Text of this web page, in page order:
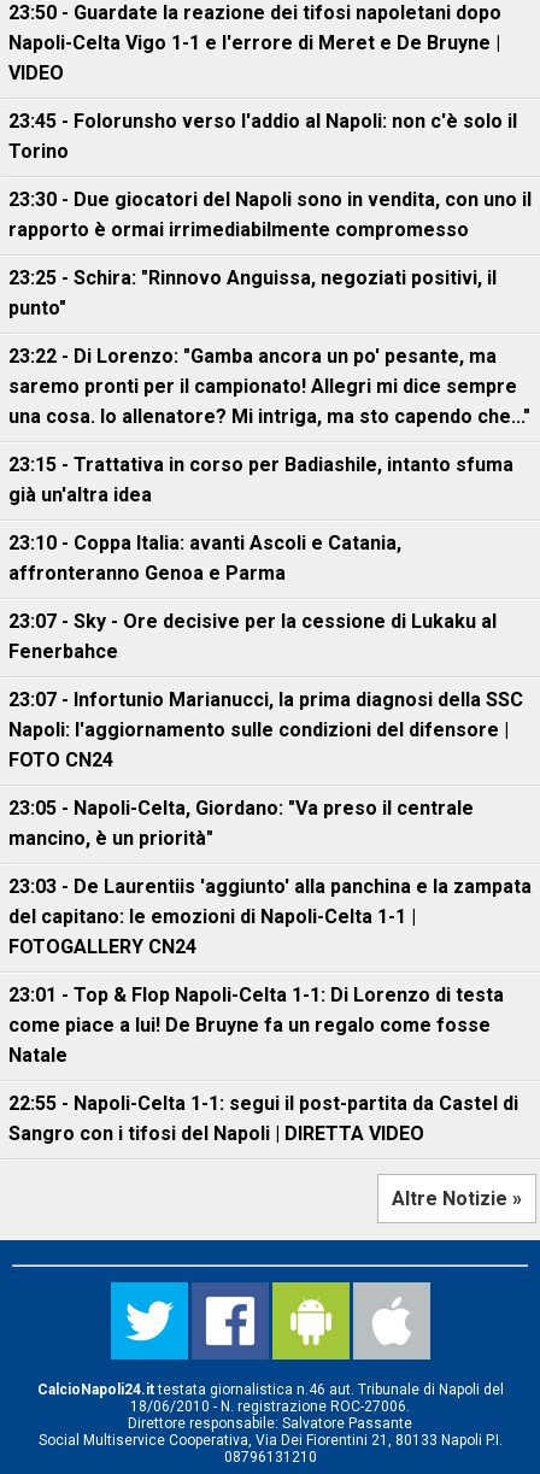
23:50 - Guardate la reazione dei tifosi napoletani dopo
Napoli-Celta Vigo 1-1 e l'errore di Meret e De Bruyne |
VIDEO
23:45 - Folorunsho verso l'addio al Napoli: non c'è solo il
Torino
23:30 - Due giocatori del Napoli sono in vendita, con uno il
rapporto è ormai irrimediabilmente compromesso
23:25 - Schira: "Rinnovo Anguissa, negoziati positivi, il
punto"
23:22 - Di Lorenzo: "Gamba ancora un po' pesante, ma
saremo pronti per il campionato! Allegri mi dice sempre
una cosa. Io allenatore? Mi intriga, ma sto capendo che..."
23:15 - Trattativa in corso per Badiashile, intanto sfuma
già un'altra idea
23:10 - Coppa Italia: avanti Ascoli e Catania,
affronteranno Genoa e Parma
23:07 - Sky - Ore decisive per la cessione di Lukaku al
Fenerbahce
23:07 - Infortunio Marianucci, la prima diagnosi della SSC
Napoli: l'aggiornamento sulle condizioni del difensore |
FOTO CN24
23:05 - Napoli-Celta, Giordano: "Va preso il centrale
mancino, è un priorità"
23:03 - De Laurentiis 'aggiunto' alla panchina e la zampata
del capitano: le emozioni di Napoli-Celta 1-1 |
FOTOGALLERY CN24
23:01 - Top & Flop Napoli-Celta 1-1: Di Lorenzo di testa
come piace a lui! De Bruyne fa un regalo come fosse
Natale
22:55 - Napoli-Celta 1-1: segui il post-partita da Castel di
Sangro con i tifosi del Napoli | DIRETTA VIDEO
Altre Notizie »
CalcioNapoli24.ittestata giornalistica n.46 aut. Tribunale di Napoli del
18/06/2010 - N. registrazione ROC-27006.
Direttore responsabile: Salvatore Passante
Social Multiservice Cooperativa, Via Dei Fiorentini 21, 80133 Napoli P.I.
08796131210